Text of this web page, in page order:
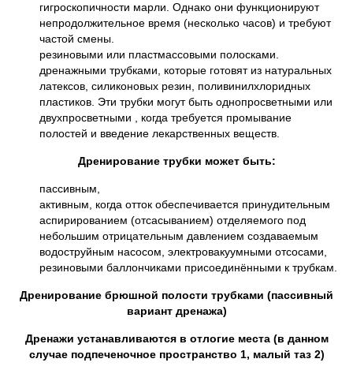
гигроскопичности марли. Однако они функционируют
непродолжительное время (несколько часов) и требуют
частой смены.
резиновыми или пластмассовыми полосками.
дренажными трубками, которые готовят из натуральных
латексов, силиконовых резин, поливинилхлоридных
пластиков. Эти трубки могут быть однопросветными или
двухпросветными , когда требуется промывание
полостей и введение лекарственных веществ.
Дренирование трубки может быть:
пассивным,
активным, когда отток обеспечивается принудительным
аспирированием (отсасыванием) отделяемого под
небольшим отрицательным давлением создаваемым
водоструйным насосом, электровакуумными отсосами,
резиновыми баллончиками присоединёнными к трубкам.
Дренирование брюшной полости трубками (пассивный
вариант дренажа)
Дренажи устанавливаются в отлогие места (в данном
случае подпеченочное пространство 1, малый таз 2)